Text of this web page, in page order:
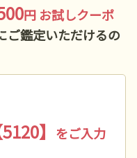
円 お試しクーポ
ご鑑定いただけるの
5120】
をご入力